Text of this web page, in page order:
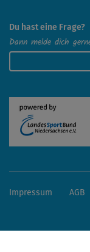
Du hast eine Frage?
Dann melde dich
Impressum AGB